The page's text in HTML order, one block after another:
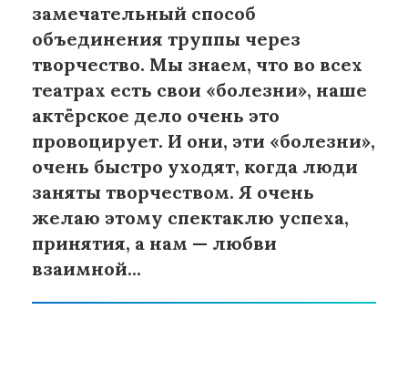
замечательный способ
объединения труппы через
творчество. Мы знаем, что во всех
театрах есть свои «болезни», наше
актёрское дело очень это
провоцирует. И они, эти «болезни»,
очень быстро уходят, когда люди
заняты творчеством. Я очень
желаю этому спектаклю успеха,
принятия, а нам — любви
взаимной...